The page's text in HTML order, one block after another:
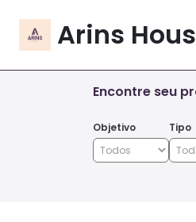
Arins
Encontre seu
Objetivo Tipo